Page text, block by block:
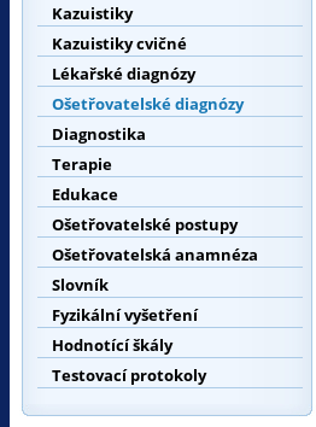
Kazuistiky
Kazuistiky cvičné
Lékařské diagnózy
Ošetřovatelské diagnózy
Diagnostika
Terapie
Edukace
Ošetřovatelské postupy
Ošetřovatelská anamnéza
Slovník
Fyzikální vyšetření
Hodnotící škály
Testovací protokoly